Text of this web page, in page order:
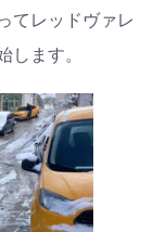
てレッドヴァレ
ます。